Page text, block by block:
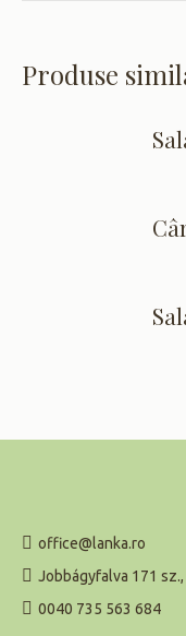
Produse
office@lanka.ro
Jobbágyfalva 171
0040 735 563 684